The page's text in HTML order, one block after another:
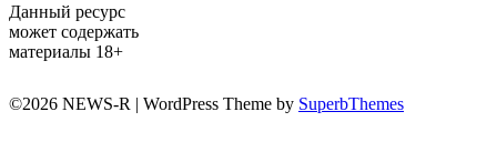
Данный ресурс
может содержать
материалы 18+
©2026 NEWS-R | WordPress Theme by SuperbThemes